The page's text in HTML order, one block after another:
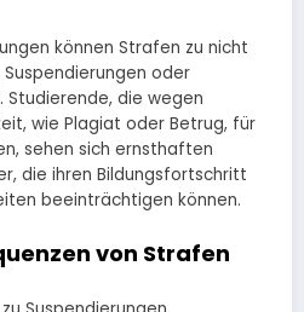
können Strafen zu nicht
oder
Studierende, die wegen
wie Plagiat oder Betrug, für
sehen sich ernsthaften
die ihren Bildungsfortschritt
beeinträchtigen können.
von Strafen